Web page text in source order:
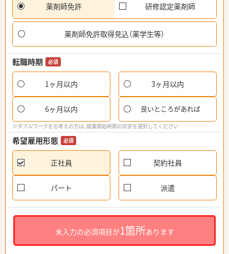
薬剤師免許 研修認定薬剤師
薬剤師免許取得見込（薬学生等）
転職時期 必須
1ヶ月以内 3ヶ月以内
6ヶ月以内 良いところがあれば
※ダブルワークをお考えの方は、就業開始時期の目安を選択してください
希望雇用形態 必須
正社員 契約社員
パート 派遣
未入力の必須項目が1箇所あります